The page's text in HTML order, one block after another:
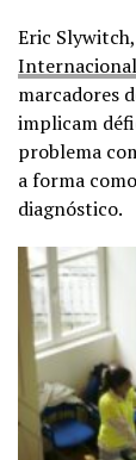
Eric
Internacional
marcadores
implicam
problema
a forma
diagnóstico.